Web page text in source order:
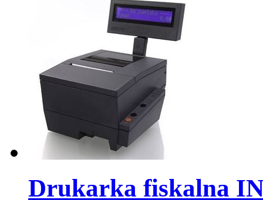
Drukarka fiskalna